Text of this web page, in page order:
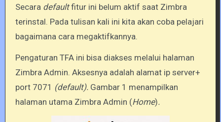
Secara defaultfitur ini belum aktif saat Zimbra
terinstal. Pada tulisan kali ini kita akan coba pelajari
bagaimana cara megaktifkannya.
Pengaturan TFA ini bisa diakses melalui halaman
Zimbra Admin. Aksesnya adalah alamat ip server+
port 7071 (default). Gambar 1 menampilkan
halaman utama Zimbra Admin (Home).